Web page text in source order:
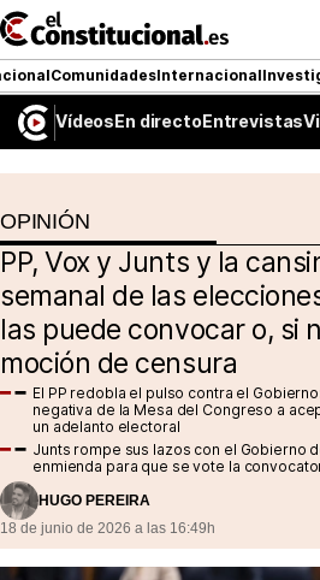
Ir
al
contenido
ComunidadesInternacional
COMUNIDADES
ElConstitucional TV
MásQueTele
ElConstitucional +
MásQueEstilo
MásQuePartidos
MásQueSucesos
VídeosEn directoEntrevistas
PP, Vox y Junts y la
semanal de las
las puede convocar o, si
moción de censura
OPINIÓN
El PP redobla el pulso contra el
negativa de la Mesa del Congreso a
un adelanto electoral
Junts rompe sus lazos con el Gobierno
enmienda para que se vote la
HUGO PEREIRA
18 de junio de 2026 a las 16:49h